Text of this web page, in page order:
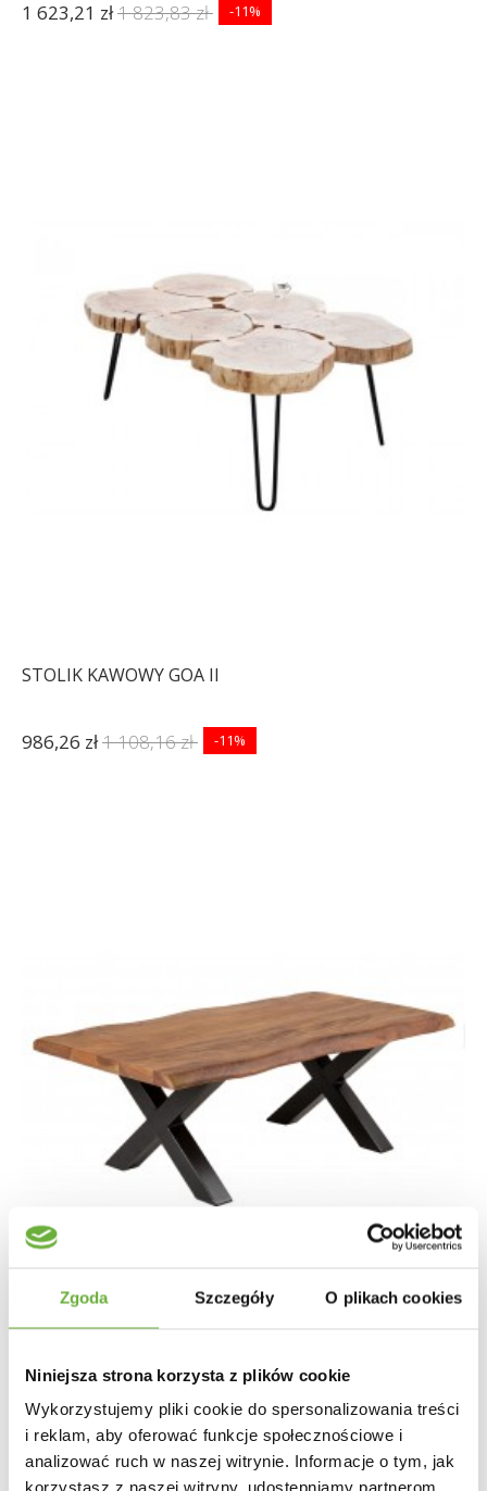
Zgoda Szczegóły O plikach cookies
Niniejsza strona korzysta z plików cookie
Wykorzystujemy pliki cookie do spersonalizowania treści
i reklam, aby oferować funkcje społecznościowe i
analizować ruch w naszej witrynie. Informacje o tym, jak
korzystasz z naszej witryny, udostępniamy partnerom
1 623,21 zł1 823,83 zł -11%
STOLIK KAWOWY GOA II
986,26 zł1 108,16 zł -11%
STOLIK KAWOWY MAMMUT X AKACJA
1 087,56 zł1 221,98 zł -11%